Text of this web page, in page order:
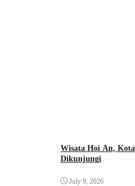
Wisata Hoi An,
Dikunjungi
July 9, 2026